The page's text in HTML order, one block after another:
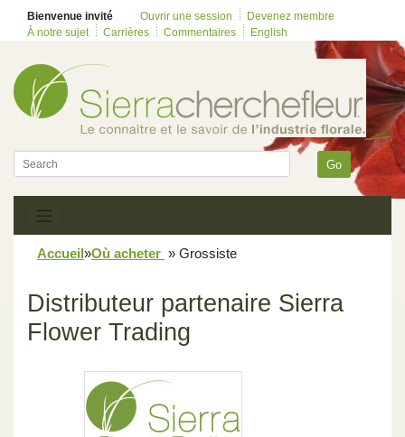
Bienvenue invité Ouvrir une session
Devenez membre
À notre sujet
Carrières Commentaires English
Go
Accueil»Où acheter » Grossiste
Distributeur partenaire Sierra
Flower Trading